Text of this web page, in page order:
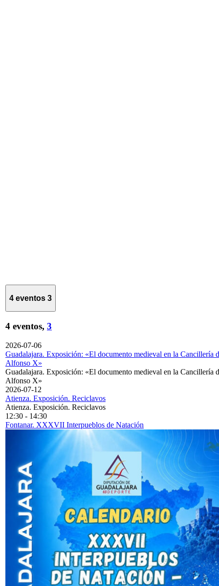
4 eventos 3
4 eventos, 3
2026-07-06
Guadalajara. Exposición: «El documento medieval en la Cancillería
Alfonso X»
Guadalajara. Exposición: «El documento medieval en la Cancillería
Alfonso X»
2026-07-12
Atienza. Exposición. Reciclavos
Atienza. Exposición. Reciclavos
12:30 - 14:30
Fontanar. XXXVII Interpueblos de Natación